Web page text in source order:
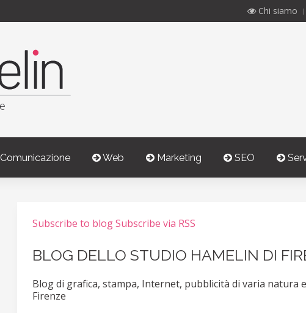
Chi siamo
Comunicazione Web Marketing SEO
Subscribe to blogSubscribe via RSS
BLOG DELLO STUDIO HAMELIN DI
Blog di grafica, stampa, Internet, pubblicità di varia natura
Firenze